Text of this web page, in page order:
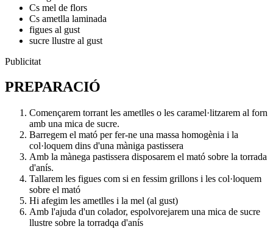
Cs mel de flors
Cs ametlla laminada
figues al gust
sucre llustre al gust
Publicitat
PREPARACIÓ
Començarem torrant les ametlles o les caramel·litzarem al forn
amb una mica de sucre.
Barregem el mató per fer-ne una massa homogènia i la
col·loquem dins d'una màniga pastissera
Amb la mànega pastissera disposarem el mató sobre la torrada
d'anís.
Tallarem les figues com si en fessim grillons i les col·loquem
sobre el mató
Hi afegim les ametlles i la mel (al gust)
Amb l'ajuda d'un colador, espolvorejarem una mica de sucre
llustre sobre la torradqa d'anís